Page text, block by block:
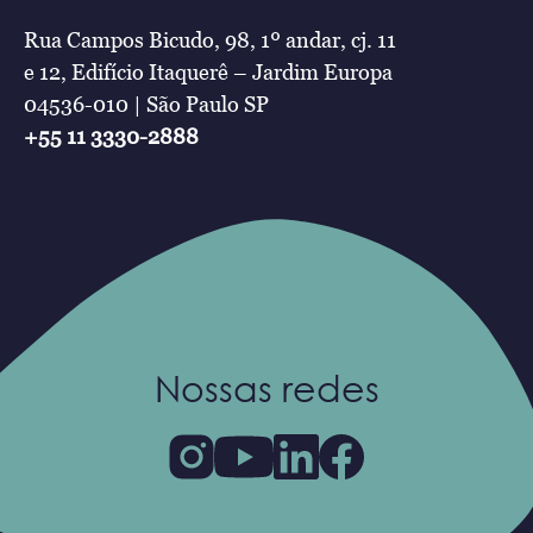
Rua Campos Bicudo, 98, 1º andar, cj. 11
e 12, Edifício Itaquerê – Jardim Europa
04536-010 | São Paulo SP
+55 11 3330-2888
Nossas redes